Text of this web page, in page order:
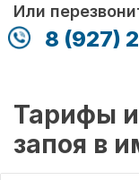
Или
8 (927)
Тарифы
запоя в